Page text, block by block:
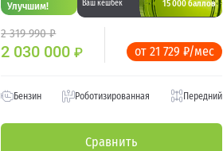
Улучшим! Ваш кешбек 15 000 баллов
2 319 990 ₽
2 030 000₽ от 21 729 ₽/мес
Бензин Роботизированная Передний
Сравнить